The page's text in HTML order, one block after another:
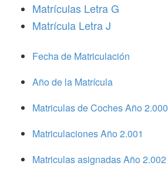
Matrículas Letra G
Matrícula Letra J
Fecha de Matriculación
Año de la Matrícula
Matriculas de Coches Año 2.000
Matriculaciones Año 2.001
Matriculas asignadas Año 2.002